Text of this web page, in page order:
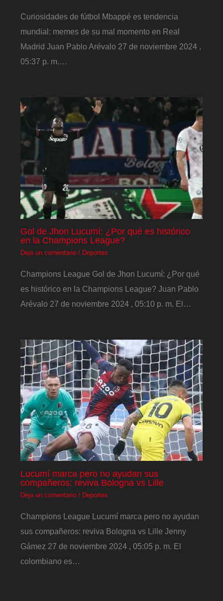
Curiosidades de fútbol Mbappé es tendencia
mundial: memes de su mal momento en Real
Madrid Juan Pablo Arévalo 27 de noviembre 2024 ,
05:37 p. m.…
Gol de Jhon Lucumí: ¿Por qué es histórico
en la Champions League?
Deja un comentario / Deportes
Champions League Gol de Jhon Lucumí: ¿Por qué
es histórico en la Champions League? Juan Pablo
Arévalo 27 de noviembre 2024 , 05:10 p. m. El…
Lucumí marca pero no ayudan sus
compañeros: reviva Bologna vs Lille
Deja un comentario / Deportes
Champions League Lucumí marca pero no ayudan
sus compañeros: reviva Bologna vs Lille Jenny
Gámez 27 de noviembre 2024 , 05:05 p. m. El
colombiano es…